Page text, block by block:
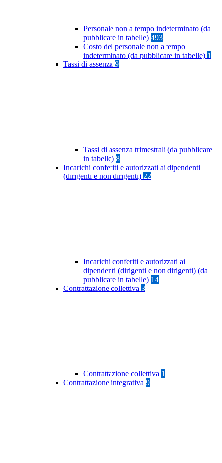
Personale non a tempo indeterminato (da
pubblicare in tabelle) 493
Costo del personale non a tempo
indeterminato (da pubblicare in tabelle) 1
Tassi di assenza 9
Tassi di assenza trimestrali (da pubblicare
in tabelle) 8
Incarichi conferiti e autorizzati ai dipendenti
(dirigenti e non dirigenti) 22
Incarichi conferiti e autorizzati ai
dipendenti (dirigenti e non dirigenti) (da
pubblicare in tabelle) 14
Contrattazione collettiva 3
Contrattazione collettiva 1
Contrattazione integrativa 9